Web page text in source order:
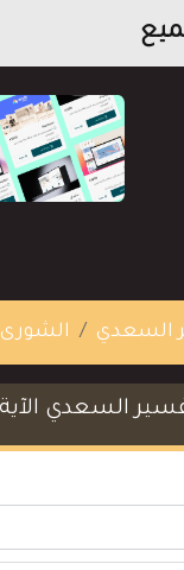
السعدي الشورى
السعدي الآية 43